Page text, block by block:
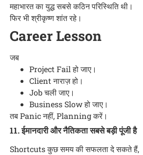
महाभारत का युद्ध सबसे कठिन परिस्थिति थी।
फिर भी श्रीकृष्ण शांत रहे।
Career Lesson
जब
Project Fail हो जाए।
Client नाराज़ हो।
Job चली जाए।
Business Slow हो जाए।
तब Panic नहीं, Planning करें।
11. ईमानदारी और नैतिकता सबसे बड़ी पूंजी है
Shortcuts कुछ समय की सफलता दे सकते हैं,